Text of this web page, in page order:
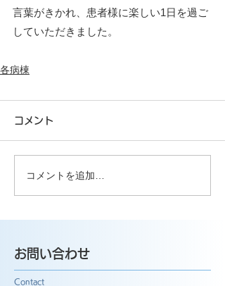
言葉がきかれ、患者様に楽しい1日を過ご
していただきました。
各病棟
コメント
コメントを追加…
お問い合わせ
Contact